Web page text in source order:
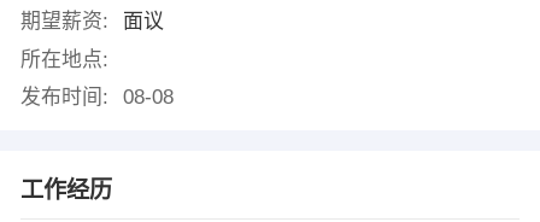
期望薪资:
面议
所在地点:
发布时间:
08-08
工作经历